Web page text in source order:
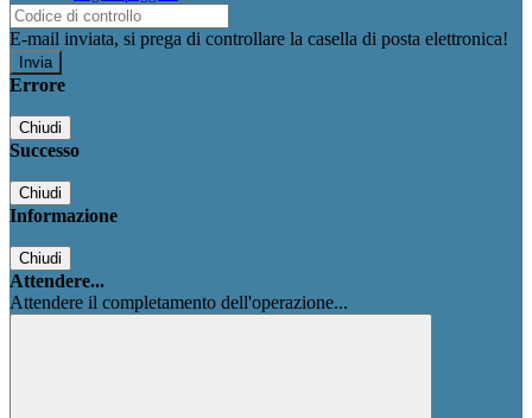
E-mail inviata, si prega di controllare la casella di posta elettronica!
Errore
Chiudi
Successo
Chiudi
Informazione
Chiudi
Attendere...
Attendere il completamento dell'operazione...